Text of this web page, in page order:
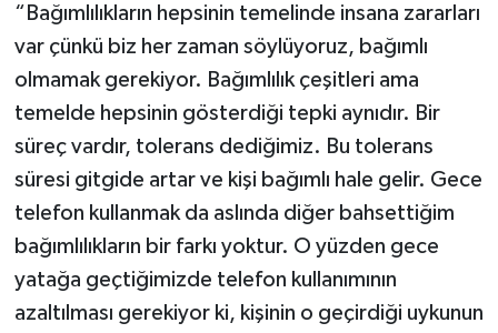
“Bağımlılıkların hepsinin temelinde insana zararları
var çünkü biz her zaman söylüyoruz, bağımlı
olmamak gerekiyor. Bağımlılık çeşitleri ama
temelde hepsinin gösterdiği tepki aynıdır. Bir
süreç vardır, tolerans dediğimiz. Bu tolerans
süresi gitgide artar ve kişi bağımlı hale gelir. Gece
telefon kullanmak da aslında diğer bahsettiğim
bağımlılıkların bir farkı yoktur. O yüzden gece
yatağa geçtiğimizde telefon kullanımının
azaltılması gerekiyor ki, kişinin o geçirdiği uykunun